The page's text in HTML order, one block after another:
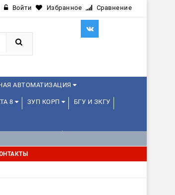
Войти Избранное Сравнение
АВТОМАТИЗАЦИЯ
8 ЗУП КОРП БГУ И ЗКГУ